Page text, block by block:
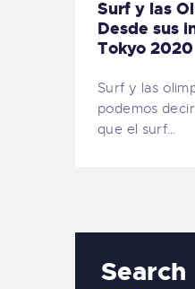
Surf y las
Desde sus
Tokyo 2020
Surf y las
podemos
que el surf…
Search